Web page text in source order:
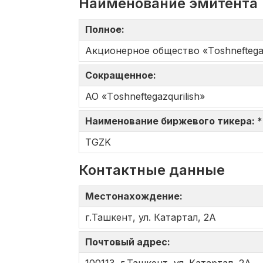
Полное:
Акционерное общество
Сокращенное:
АО «Tоshneftеgazqurilish»
Наименование биржевого тикера: *
TGZK
Контактные данные
Местонахождение:
г.Ташкент, ул. Катартал, 2А
Почтовый адрес: